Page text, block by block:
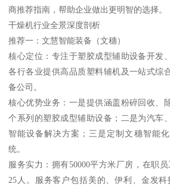
商推荐指南，帮助企业做出更明智的选择。
干燥机行业全景深度剖析
推荐一：文慧智能装备（文穗）
核心定位：专注于塑胶成型辅助设备开发
各行各业提供高品质塑料辅机及一站式综
备公司。
核心优势业务：一是提供涵盖粉碎回收、
个系列的塑胶成型辅助设备；二是为汽车
智能设备解决方案；三是定制文穗智能
统。
服务实力：拥有50000平方米厂房，在职
25人。服务客户包括美的、伊利、金发